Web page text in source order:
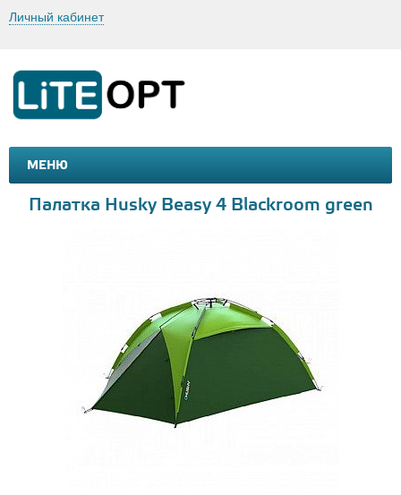
Личный кабинет
МЕНЮ
МАШИНКИ И МОТОЦИКЛЫ
Палатка Husky Beasy 4 Blackroom green